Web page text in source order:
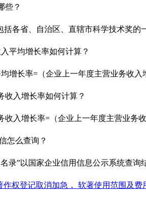
些？
括各省、自治区、直辖市科学技术奖
平均增长率如何计算？
增长率=（企业上一年度主营业务收
收入增长率如何计算？
收入增长率=（企业上一年度主营业务
怎么查询？
录”以国家企业信用信息公示系统查
作权登记取消加急， 软著使用范围及费